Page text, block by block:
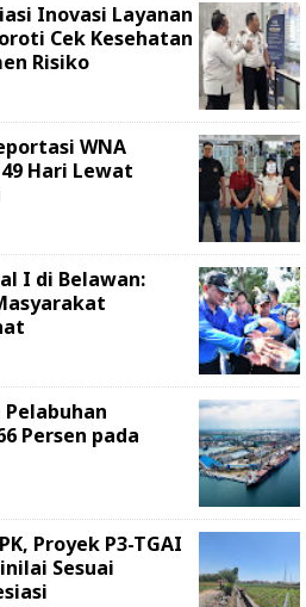
Inovasi Layanan
Cek Kesehatan
Risiko
WNA
Hari Lewat
I di Belawan:
Pelabuhan
Persen pada
Proyek P3-TGAI
Sesuai